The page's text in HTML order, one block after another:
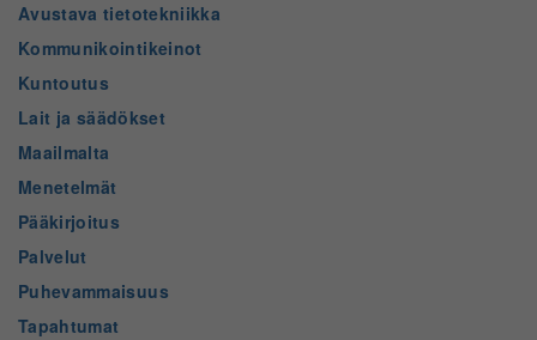
Avustava tietotekniikka
Kommunikointikeinot
Kuntoutus
Lait ja säädökset
Maailmalta
Menetelmät
Pääkirjoitus
Palvelut
Puhevammaisuus
Tapahtumat